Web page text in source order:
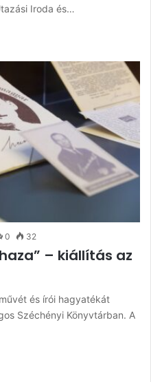
Iroda és…
0 32
haza” – kiállítás az
és írói hagyatékát
Széchényi Könyvtárban. A